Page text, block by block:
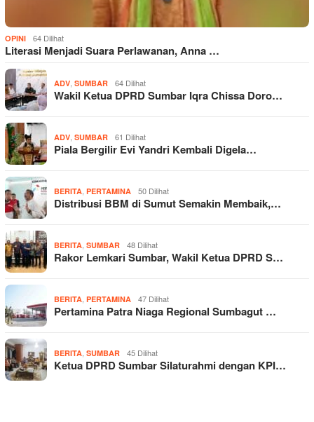
OPINI 64 Dilihat
Literasi Menjadi Suara Perlawanan, Anna …
ADV, SUMBAR 64 Dilihat
Wakil Ketua DPRD Sumbar Iqra Chissa Doro…
ADV, SUMBAR 61 Dilihat
Piala Bergilir Evi Yandri Kembali Digela…
BERITA, PERTAMINA 50 Dilihat
Distribusi BBM di Sumut Semakin Membaik,…
BERITA, SUMBAR 48 Dilihat
Rakor Lemkari Sumbar, Wakil Ketua DPRD S…
BERITA, PERTAMINA 47 Dilihat
Pertamina Patra Niaga Regional Sumbagut …
BERITA, SUMBAR 45 Dilihat
Ketua DPRD Sumbar Silaturahmi dengan KPI…